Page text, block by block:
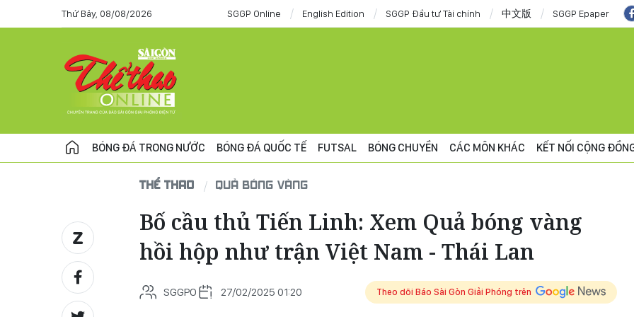
Thứ Bảy, 08/08/2026 SGGP Online English Edition SGGP Đầu tư Tài chính 中文版 SGGP Epaper
BÓNG ĐÁ TRONG NƯỚC BÓNG ĐÁ QUỐC TẾ FUTSAL BÓNG CHUYỀN CÁC MÔN KHÁC KẾT NỐI CỘNG
THỂ THAO QUẢ BÓNG VÀNG
Bố cầu thủ Tiến Linh: Xem Quả bóng vàng
hồi hộp như trận Việt Nam - Thái Lan
SGGPO 27/02/2025 01:20 Theo dõi Báo Sài Gòn Giải Phóng trên